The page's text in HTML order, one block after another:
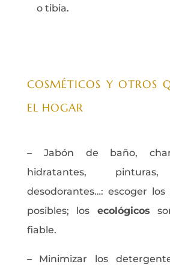
o tibia.
COSMÉTICOS Y OTROS
EL HOGAR
– Jabón de baño,
hidratantes, pinturas,
desodorantes…: escoger
posibles; los ecológicos
fiable.
– Minimizar los